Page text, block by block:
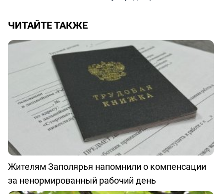
ЧИТАЙТЕ ТАКЖЕ
Жителям Заполярья напомнили о компенсации
за ненормированный рабочий день